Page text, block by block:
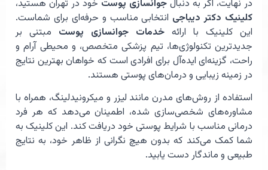
در نهایت، اگر به دنبال جوانسازی پوست خود در تهران هستید،
کلینیک دکتر دیباجی انتخابی مناسب و حرفه‌ای برای شماست.
این کلینیک با ارائه خدمات جوانسازی پوست مبتنی بر
جدیدترین تکنولوژی‌ها، تیم پزشکی متخصص، و محیطی آرام و
راحت، گزینه‌ای ایده‌آل برای افرادی است که خواهان بهترین نتایج
در زمینه زیبایی و درمان‌های پوستی هستند.
استفاده از روش‌های مدرن مانند لیزر و میکرونیدلینگ، همراه با
مشاوره‌های شخصی‌سازی شده، اطمینان می‌دهد که هر فرد
درمانی مناسب با شرایط پوستی خود دریافت کند. این کلینیک به
شما کمک می‌کند که بدون هیچ نگرانی از ظاهر خود، به نتایج
طبیعی و ماندگار دست یابید.